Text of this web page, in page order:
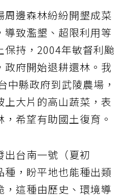
周邊森林紛紛開墾成菜
導致濫墾、超限利用等
保持，2004年敏督利颱
政府開始退耕還林。我
中縣政府到武陵農場，
上大片的高山蔬菜，表
希望有助國土復育。
出台南一號（夏初
種，盼平地也能種出類
這種由歷史、環境導